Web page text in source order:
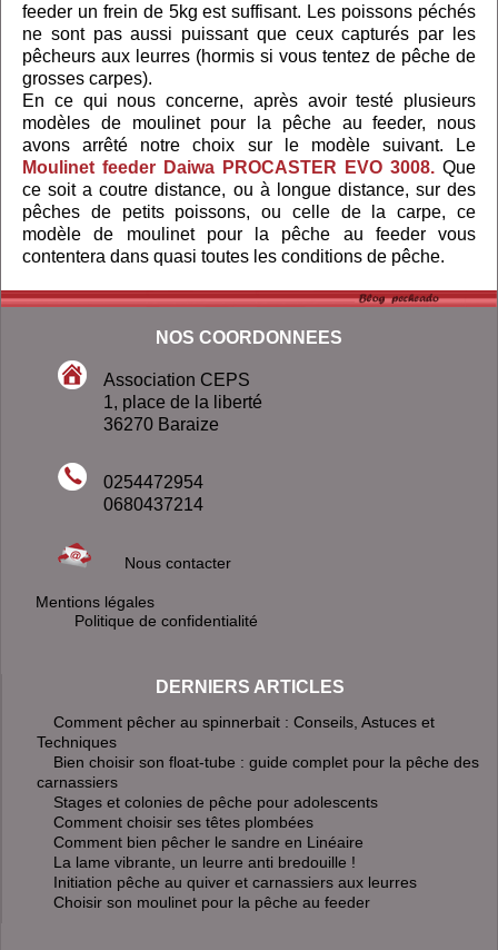
feeder un frein de 5kg est suffisant. Les poissons péchés
ne sont pas aussi puissant que ceux capturés par les
pêcheurs aux leurres (hormis si vous tentez de pêche de
grosses carpes).
En ce qui nous concerne, après avoir testé plusieurs
modèles de moulinet pour la pêche au feeder, nous
avons arrêté notre choix sur le modèle suivant. Le
Moulinet feeder Daiwa PROCASTER EVO 3008. Que
ce soit a coutre distance, ou à longue distance, sur des
pêches de petits poissons, ou celle de la carpe, ce
modèle de moulinet pour la pêche au feeder vous
contentera dans quasi toutes les conditions de pêche.
NOS COORDONNEES
Association CEPS
1, place de la liberté
36270 Baraize
0254472954
0680437214
Nous contacter
Mentions légales
Politique de confidentialité
DERNIERS ARTICLES
Comment pêcher au spinnerbait : Conseils, Astuces et
Techniques
Bien choisir son float-tube : guide complet pour la pêche des
carnassiers
Stages et colonies de pêche pour adolescents
Comment choisir ses têtes plombées
Comment bien pêcher le sandre en Linéaire
La lame vibrante, un leurre anti bredouille !
Initiation pêche au quiver et carnassiers aux leurres
Choisir son moulinet pour la pêche au feeder